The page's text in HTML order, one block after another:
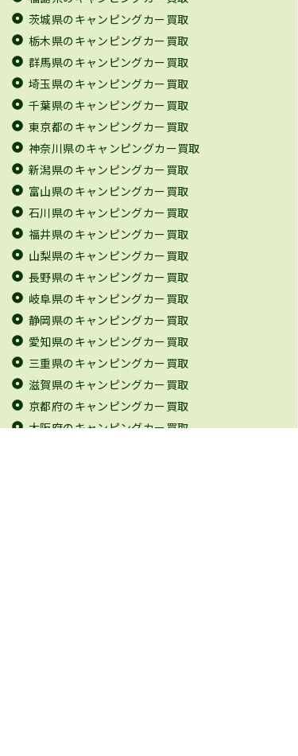
茨城県のキャンピングカー買取
栃木県のキャンピングカー買取
群馬県のキャンピングカー買取
埼玉県のキャンピングカー買取
千葉県のキャンピングカー買取
東京都のキャンピングカー買取
神奈川県のキャンピングカー買取
新潟県のキャンピングカー買取
富山県のキャンピングカー買取
石川県のキャンピングカー買取
福井県のキャンピングカー買取
山梨県のキャンピングカー買取
長野県のキャンピングカー買取
岐阜県のキャンピングカー買取
静岡県のキャンピングカー買取
愛知県のキャンピングカー買取
三重県のキャンピングカー買取
滋賀県のキャンピングカー買取
京都府のキャンピングカー買取
大阪府のキャンピングカー買取